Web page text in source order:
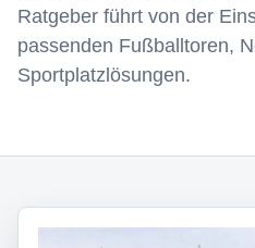
Ratgeber führt von der
passenden Fußballtoren,
Sportplatzlösungen.